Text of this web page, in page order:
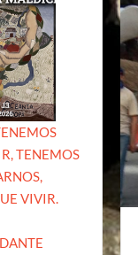
TENEMOS
VIVIR.